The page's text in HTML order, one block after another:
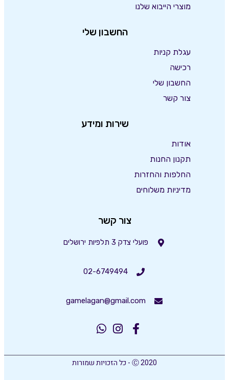
מוצרי הייבוא שלנו
החשבון שלי
עגלת קניות
רכישה
החשבון שלי
צור קשר
שירות ומידע
אודות
תקנון החנות
החלפות והחזרות
מדיניות משלוחים
צור קשר
פועלי צדק 3 תלפיות ירושלים
02-6749494
gamelagan@gmail.com
Ⓒ 2020 - כל הזכויות שמורות